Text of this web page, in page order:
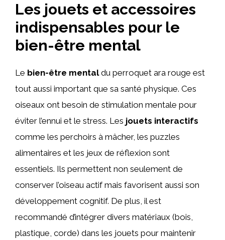
Les jouets et accessoires
indispensables pour le
bien-être mental
Le bien-être mentaldu perroquet ara rouge est
tout aussi important que sa santé physique. Ces
oiseaux ont besoin de stimulation mentale pour
éviter l’ennui et le stress. Les jouets interactifs
comme les perchoirs à mâcher, les puzzles
alimentaires et les jeux de réflexion sont
essentiels. Ils permettent non seulement de
conserver l’oiseau actif mais favorisent aussi son
développement cognitif. De plus, il est
recommandé d’intégrer divers matériaux (bois,
plastique, corde) dans les jouets pour maintenir